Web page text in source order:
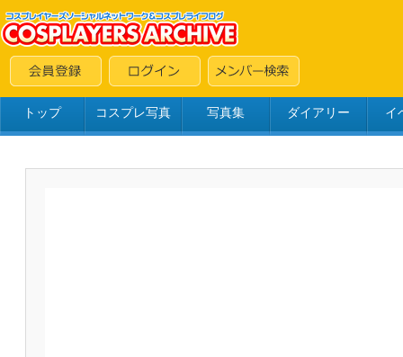
トップ コスプレ写真 写真集 ダイアリー イ